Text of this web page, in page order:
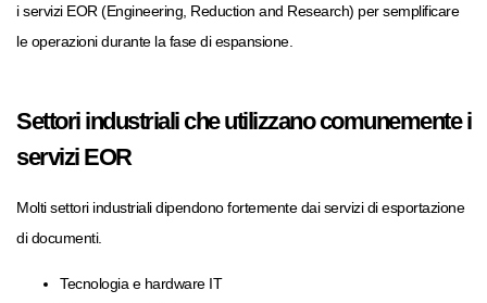
i servizi EOR (Engineering, Reduction and Research) per semplificare
le operazioni durante la fase di espansione.
Settori industriali che utilizzano comunemente i
servizi EOR
Molti settori industriali dipendono fortemente dai servizi di esportazione
di documenti.
Tecnologia e hardware IT